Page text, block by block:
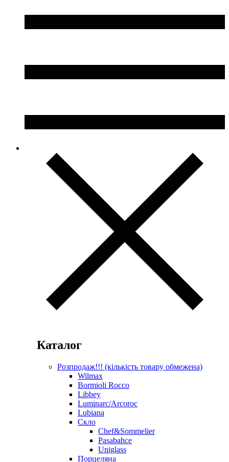
Каталог
Розпродаж!!! (кількість товару обмежена)
Wilmax
Bormioli Rocco
Libbey
Luminarc/Arcoroc
Lubiana
Скло
Chef&Sommelier
Pasabahce
Uniglass
Порцеляна